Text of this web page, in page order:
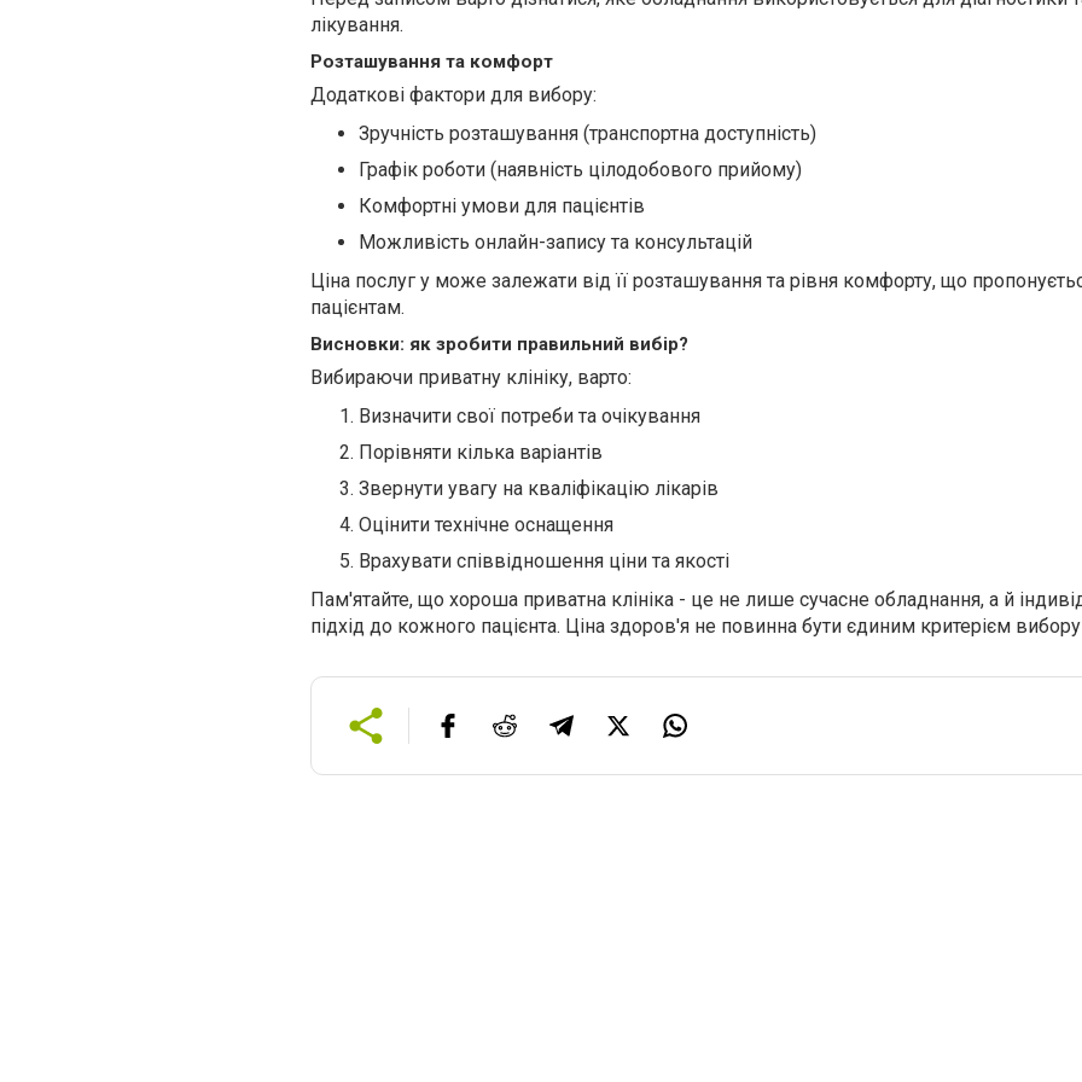
лікування.
Розташування та комфорт
Додаткові фактори для вибору:
Зручність розташування (транспортна доступність)
Графік роботи (наявність цілодобового прийому)
Комфортні умови для пацієнтів
Можливість онлайн-запису та консультацій
Ціна послуг у може залежати від її розташування та рівня комфорту, що
пацієнтам.
Висновки: як зробити правильний вибір?
Вибираючи приватну клініку, варто:
Визначити свої потреби та очікування
Порівняти кілька варіантів
Звернути увагу на кваліфікацію лікарів
Оцінити технічне оснащення
Врахувати співвідношення ціни та якості
Пам'ятайте, що хороша приватна клініка - це не лише сучасне обладнання, а й
підхід до кожного пацієнта. Ціна здоров'я не повинна бути єдиним критерієм